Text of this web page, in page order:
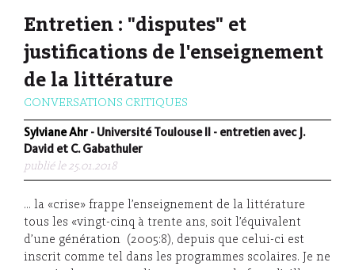
Entretien : "disputes" et
justifications de l'enseignement
de la littérature
CONVERSATIONS CRITIQUES
Sylviane Ahr - Université Toulouse II - entretien avec J.
David et C. Gabathuler
publié le 25.01.2018
... la «crise» frappe l’enseignement de la littérature
tous les «vingt-cinq à trente ans, soit l’équivalent
d’une génération (2005:8), depuis que celui-ci est
inscrit comme tel dans les programmes scolaires. Je ne